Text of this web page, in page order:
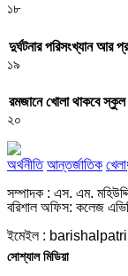
১৮
দুর্ঘটনার পরিসংখ্যান আর
১৯
রমজানে খোলা থাকবে স্কুল
২০
অর্থনীতি আন্তর্জাতিক
সম্পাদক : এস. এম.
বরিশাল অফিস: কলেজ
ইমেইল :
সোশ্যাল মিডিয়া